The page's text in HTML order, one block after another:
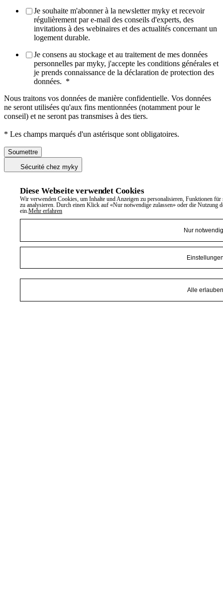
Je souhaite m'abonner à la newsletter myky et recevoir
régulièrement par e-mail des conseils d'experts, des
invitations à des webinaires et des actualités concernant un
logement durable.
Je consens au stockage et au traitement de mes données
personnelles par myky, j'accepte les conditions générales et
je prends connaissance de la déclaration de protection des
données. *
Nous traitons vos données de manière confidentielle. Vos données
ne seront utilisées qu'aux fins mentionnées (notamment pour le
conseil) et ne seront pas transmises à des tiers.
* Les champs marqués d'un astérisque sont obligatoires.
Sécurité chez myky
Diese Webseite verwendet Cookies
Wir verwenden Cookies, um Inhalte und Anzeigen zu personalisieren, Funktionen
zu analysieren. Durch einen Klick auf «Nur notwendige zulassen» oder die Nutzung
ein.Mehr erfahren
Nur
Alle erlauben